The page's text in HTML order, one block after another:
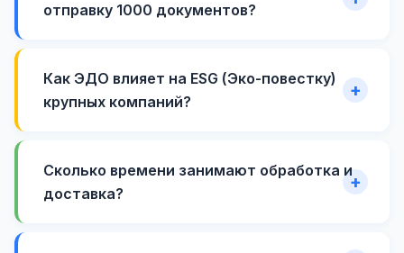
отправку 1000 документов?
Как ЭДО влияет на ESG (Эко-повестку)
крупных компаний?
Сколько времени занимают обработка и
доставка?